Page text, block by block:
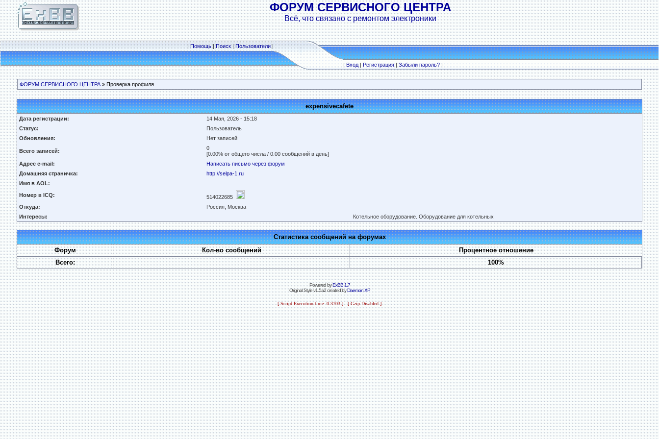
ФОРУМ СЕРВИСНОГО ЦЕНТРА
Всё, что связано с ремонтом электроники
|Помощь|Поиск|Пользователи|
|Вход|Регистрация|Забыли пароль?|
ФОРУМ СЕРВИСНОГО ЦЕНТРА » Проверка профиля
expensivecafete
Дата регистрации:
14 Мая, 2026 - 15:18
Статус:
Пользователь
Обновления:
Нет записей
Всего записей:
0
[0.00% от общего числа / 0.00 сообщений в день]
Адрес e-mail:
Написать письмо через форум
Домашняя страничка:
http://selpa-1.ru
Имя в AOL:
Номер в ICQ:
514022685
Откуда:
Россия, Москва
Интересы:
Котельное оборудование. Оборудование для котельных
Статистика сообщений на форумах
Форум
Кол-во сообщений
Процентное отношение
Всего:
100%
Powered byExBB 1.7
Original Style v1.5a2 created byDaemon.XP
[ Script Execution time: 0.3703 ] [ Gzip Disabled ]